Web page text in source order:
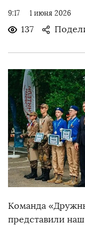
9:17 1 июня 2026
137
Команда
представили